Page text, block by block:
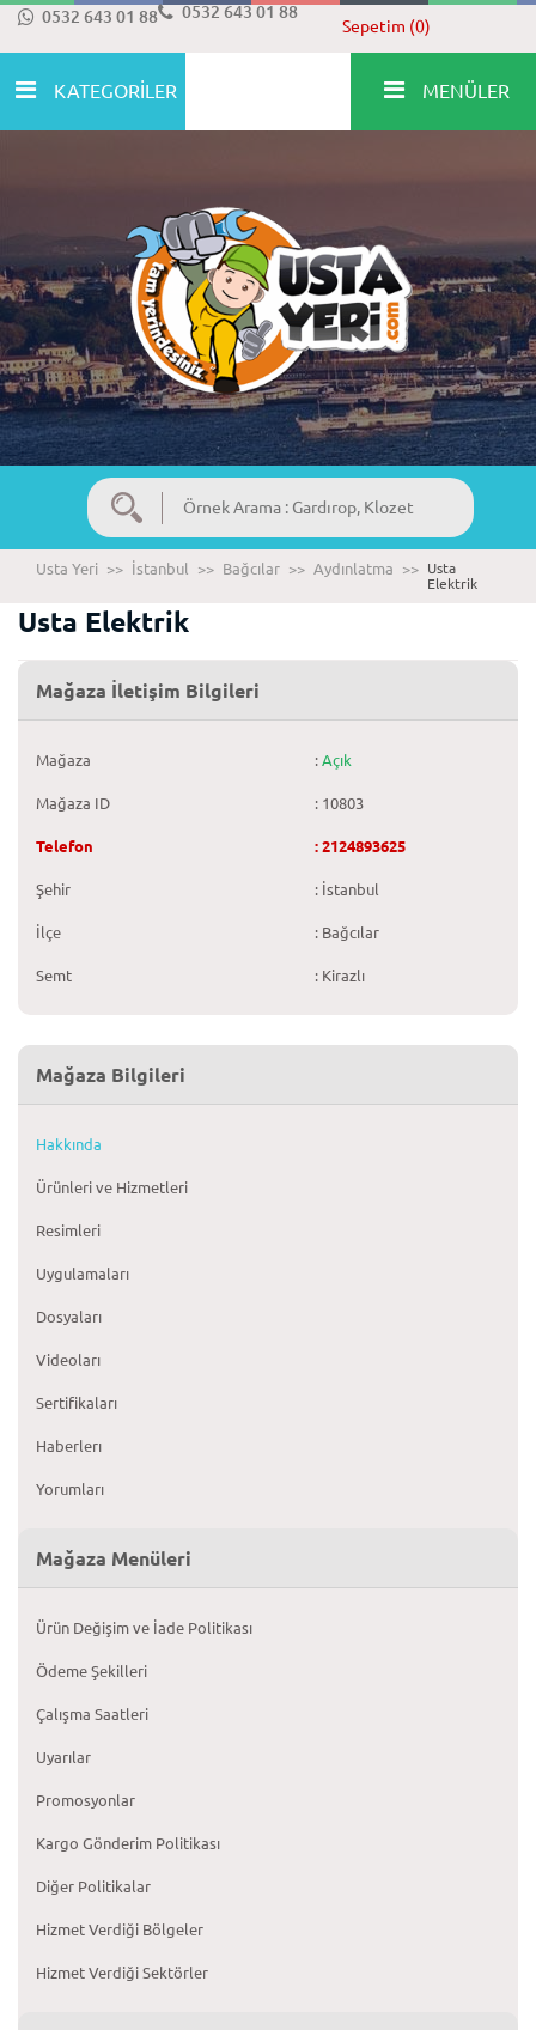
0532 643 01 88 0532 643 01 88
Sepetim (0)
KATEGORİLER MENÜLER
Usta Yeri >> İstanbul >> Bağcılar >> Aydınlatma >>
Usta
Elektrik
Usta Elektrik
Mağaza İletişim Bilgileri
Mağaza : Açık
Mağaza ID : 10803
Telefon : 2124893625
Şehir : İstanbul
İlçe : Bağcılar
Semt : Kirazlı
Mağaza Bilgileri
Hakkında
Ürünleri ve Hizmetleri
Resimleri
Uygulamaları
Dosyaları
Videoları
Sertifikaları
Haberlerı
Yorumları
Mağaza Menüleri
Ürün Değişim ve İade Politikası
Ödeme Şekilleri
Çalışma Saatleri
Uyarılar
Promosyonlar
Kargo Gönderim Politikası
Diğer Politikalar
Hizmet Verdiği Bölgeler
Hizmet Verdiği Sektörler